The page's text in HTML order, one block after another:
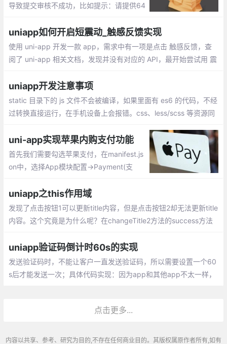
导致提交审核不成功，比如提示：请提供64
龙8Gen3的手机上，也不在兼容32位的应用
和游戏了
uniapp如何开启短震动_触感反馈实现
使用 uni-app 开发一款 app，需求中有一项是点击 触感反馈，查
阅了 uni-app 相关文档，发现并没有对应的 API，最开始尝试用 震
uniapp开发注意事项
static 目录下的 js 文件不会被编译，如果里面有 es6 的代码，不经
过转换直接运行，在手机设备上会报错。css、less/scss 等资源同
uni-app实现苹果内购支付功能
首先我们需要勾选苹果支付，在manifest.js
on中，选择App模块配置->Payment(支
uniapp之this作用域
发现了点击按钮1可以更新title内容，但是点击按钮2却无法更新title
内容。这个究竟是为什么呢？在changeTitle2方法的success方法
uniapp验证码倒计时60s的实现
发送验证码时，不能让客户一直发送验证码，所以需要设置一个60
s后才能发送一次；具体代码实现：因为app和其他app不太一样，
点击更多...
内容以共享、参考、研究为目的,不存在任何商业目的。其版权属原作者所有,如有